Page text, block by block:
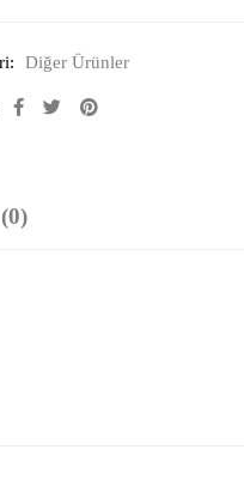
Diğer Ürünler